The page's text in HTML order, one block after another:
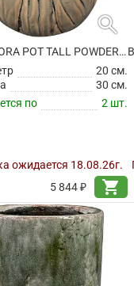
search
ВАЗА FLORA POT TALL POWDER TAUPE
20 см.
30 см.
по
2 шт.
ожидается 18.08.26г.
5 844 ₽
shopping_cart